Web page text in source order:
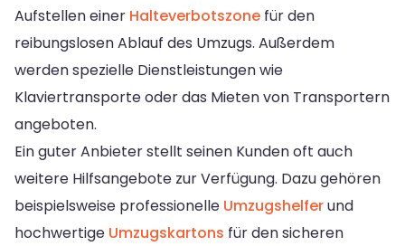
Aufstellen einer Halteverbotszone für den
reibungslosen Ablauf des Umzugs. Außerdem
werden spezielle Dienstleistungen wie
Klaviertransporte oder das Mieten von Transportern
angeboten.
Ein guter Anbieter stellt seinen Kunden oft auch
weitere Hilfsangebote zur Verfügung. Dazu gehören
beispielsweise professionelle Umzugshelferund
hochwertige Umzugskartons für den sicheren